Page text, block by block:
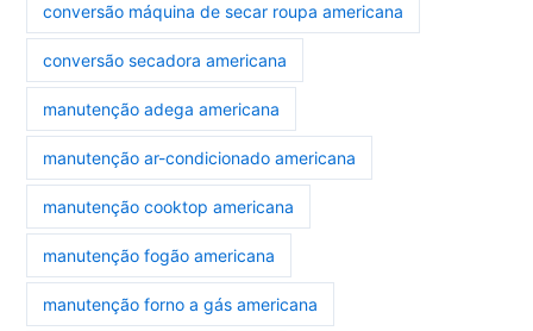
conversão máquina de secar roupa americana
conversão secadora americana
manutenção adega americana
manutenção ar-condicionado americana
manutenção cooktop americana
manutenção fogão americana
manutenção forno a gás americana